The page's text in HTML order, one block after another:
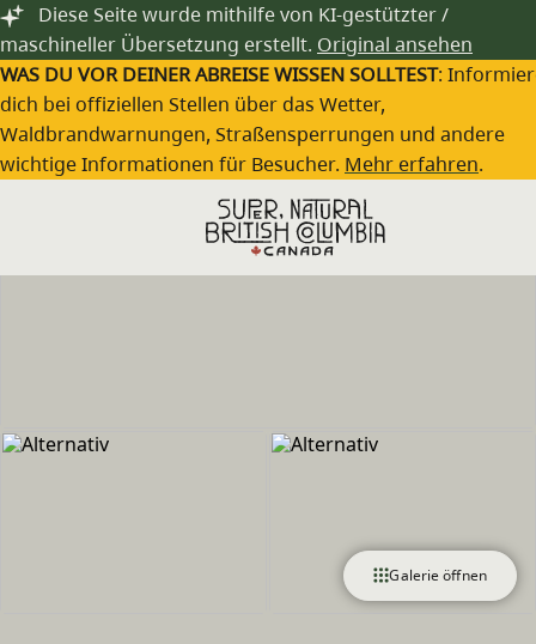
Zum Hauptinhalt springen
Diese Seite wurde mithilfe von KI-gestützter /
maschineller Übersetzung erstellt. Original ansehen
WAS DU VOR DEINER ABREISE WISSEN SOLLTEST:
dich bei offiziellen Stellen über das Wetter,
Waldbrandwarnungen, Straßensperrungen und andere
wichtige Informationen für Besucher. Mehr erfahren.
Galerie öffnen